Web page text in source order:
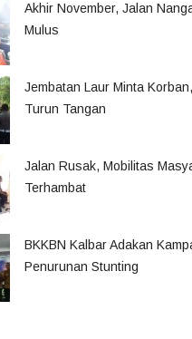
Akhir November, Jalan
Mulus
Jembatan Laur Minta
Turun Tangan
Jalan Rusak, Mobilitas
Terhambat
BKKBN Kalbar Adakan
Penurunan Stunting